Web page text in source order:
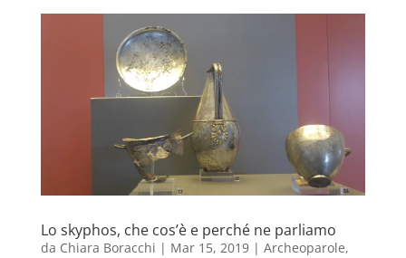
Lo skyphos, che cos’è e perché ne parliamo
da Chiara Boracchi | Mar 15, 2019| Archeoparole,